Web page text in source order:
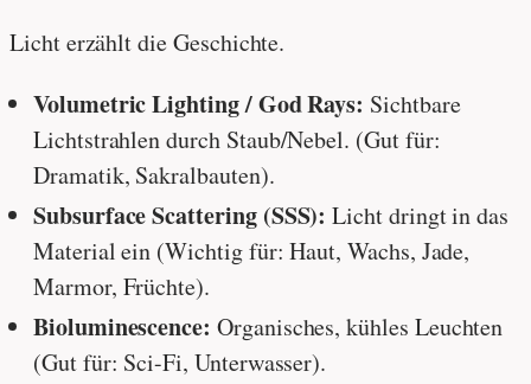
Licht erzählt die Geschichte.
Volumetric Lighting / God Rays: Sichtbare
Lichtstrahlen durch Staub/Nebel. (Gut für:
Dramatik, Sakralbauten).
Subsurface Scattering (SSS): Licht dringt in das
Material ein (Wichtig für: Haut, Wachs, Jade,
Marmor, Früchte).
Bioluminescence: Organisches, kühles Leuchten
(Gut für: Sci-Fi, Unterwasser).